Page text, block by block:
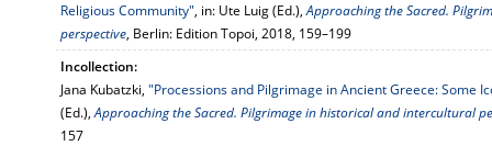
Religious Community", in: Ute Luig (Ed.),Approaching the Sacred.
perspective, Berlin: Edition Topoi, 2018, 159–199
Incollection:
Jana Kubatzki, "Processions and Pilgrimage in Ancient Greece: Some
(Ed.),Approaching the Sacred. Pilgrimage in historical and intercultural
157